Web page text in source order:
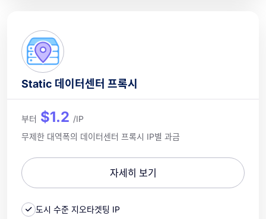
Static 데이터센터 프록시
부터 $1.2 /IP
무제한 대역폭의 데이터센터 프록시 IP별 과금
자세히 보기
도시 수준 지오타겟팅 IP